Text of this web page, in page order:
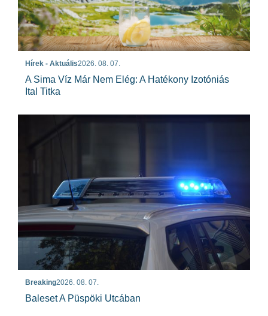
Hírek - Aktuális2026. 08. 07.
A Sima Víz Már Nem Elég: A Hatékony Izotóniás
Ital Titka
Breaking2026. 08. 07.
Baleset A Püspöki Utcában